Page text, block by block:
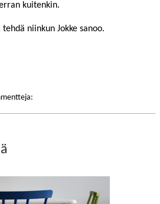
kuitenkin.
niinkun Jokke sanoo.